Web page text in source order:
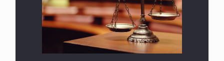
هل يجوز فتح مشروع كوافير نسائي للمحجبات وغير
المحجبات؟